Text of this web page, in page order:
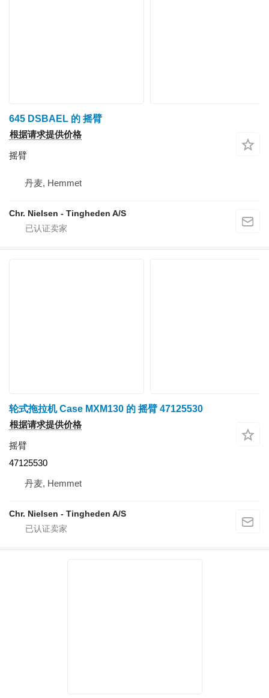
645 DSBAEL 的 摇臂
根据请求提供价格
摇臂
丹麦, Hemmet
Chr. Nielsen - Tingheden A/S
轮式拖拉机 Case MXM130 的 摇臂 47125530
根据请求提供价格
摇臂
47125530
丹麦, Hemmet
Chr. Nielsen - Tingheden A/S